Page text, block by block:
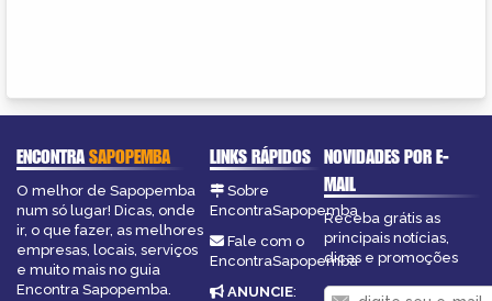
ENCONTRASAPOPEMBA
O melhor de Sapopemba
num só lugar! Dicas, onde
ir, o que fazer, as melhores
empresas, locais, serviços
e muito mais no guia
Encontra Sapopemba.
LINKS RÁPIDOS
Sobre
EncontraSapopemba
Fale com o
EncontraSapopemba
ANUNCIE:
NOVIDADES POR E-
MAIL
Receba grátis as
principais notícias,
dicas e promoções